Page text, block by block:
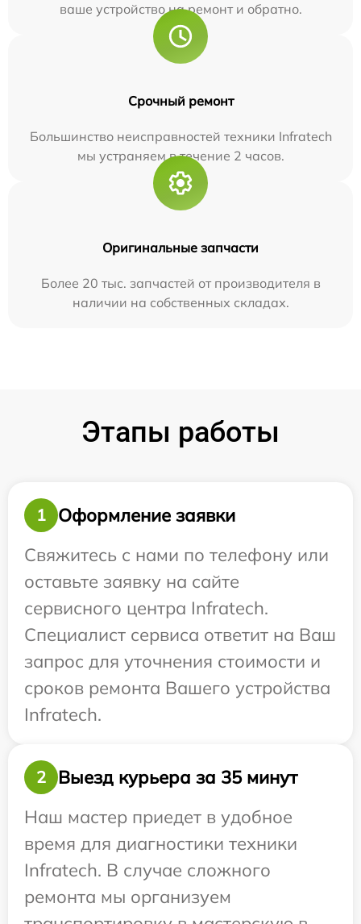
ваше устройство на ремонт и обратно.
Срочный ремонт
Большинство неисправностей техники Infratech
мы устраняем в течение 2 часов.
Оригинальные запчасти
Более 20 тыс. запчастей от производителя в
наличии на собственных складах.
Этапы работы
1
Оформление заявки
Свяжитесь с нами по телефону или
оставьте заявку на сайте
сервисного центра Infratech.
Специалист сервиса ответит на Ваш
запрос для уточнения стоимости и
сроков ремонта Вашего устройства
Infratech.
2
Выезд курьера за 35 минут
Наш мастер приедет в удобное
время для диагностики техники
Infratech. В случае сложного
ремонта мы организуем